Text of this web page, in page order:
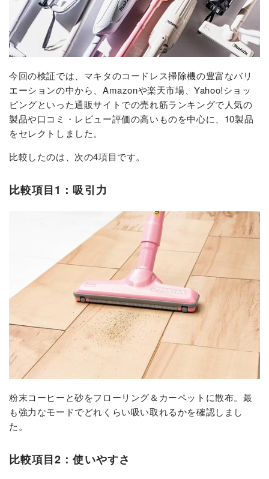
今回の検証では、マキタのコードレス掃除機の豊富なバリ
エーションの中から、Amazonや楽天市場、Yahoo!ショッ
ピングといった通販サイトでの売れ筋ランキングで人気の
製品や口コミ・レビュー評価の高いものを中心に、10製品
をセレクトしました。
比較したのは、次の4項目です。
比較項目1：吸引力
粉末コーヒーと砂をフローリング＆カーペットに散布。最
も強力なモードでどれくらい吸い取れるかを確認しまし
た。
比較項目2：使いやすさ